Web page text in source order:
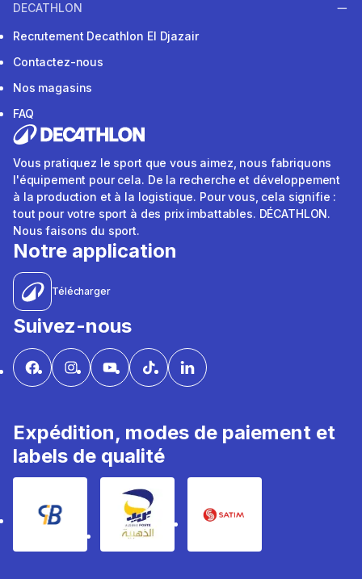
DECATHLON
Recrutement Decathlon El Djazair
Contactez-nous
Nos magasins
FAQ
Vous pratiquez le sport que vous aimez, nous fabriquons
l'équipement pour cela. De la recherche et développement
à la production et à la logistique. Pour vous, cela signifie :
tout pour votre sport à des prix imbattables. DÉCATHLON.
Nous faisons du sport.
Notre application
Télécharger
Suivez-nous
Expédition, modes de paiement et
labels de qualité